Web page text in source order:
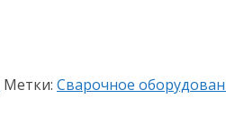
Метки: Сварочное